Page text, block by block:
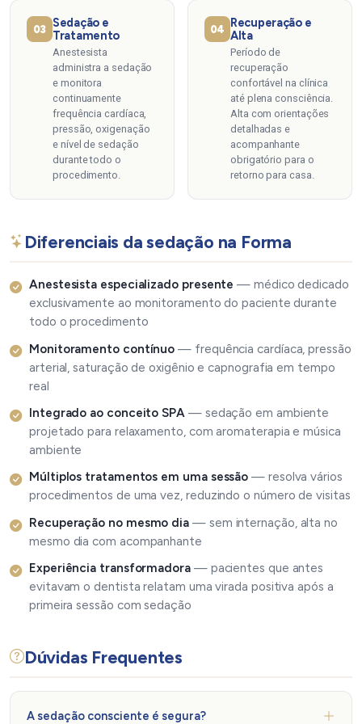
03
Sedação e
Tratamento
Anestesista
administra a sedação
e monitora
continuamente
frequência cardíaca,
pressão, oxigenação
e nível de sedação
durante todo o
procedimento.
04 Recuperação e
Alta
Período de
recuperação
confortável na clínica
até plena consciência.
Alta com orientações
detalhadas e
acompanhante
obrigatório para o
retorno para casa.
Diferenciais da sedação na Forma
Anestesista especializado presente — médico dedicado
exclusivamente ao monitoramento do paciente durante
todo o procedimento
Monitoramento contínuo — frequência cardíaca, pressão
arterial, saturação de oxigênio e capnografia em tempo
real
Integrado ao conceito SPA — sedação em ambiente
projetado para relaxamento, com aromaterapia e música
ambiente
Múltiplos tratamentos em uma sessão — resolva vários
procedimentos de uma vez, reduzindo o número de visitas
Recuperação no mesmo dia — sem internação, alta no
mesmo dia com acompanhante
Experiência transformadora— pacientes que antes
evitavam o dentista relatam uma virada positiva após a
primeira sessão com sedação
Dúvidas Frequentes
A sedação consciente é segura?